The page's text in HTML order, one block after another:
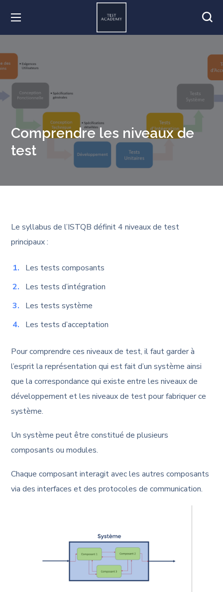
Comprendre les niveaux de
test
Le syllabus de l’ISTQB définit 4 niveaux de test
principaux :
Les tests composants
Les tests d’intégration
Les tests système
Les tests d’acceptation
Pour comprendre ces niveaux de test, il faut garder à
l’esprit la représentation qui est fait d’un système ainsi
que la correspondance qui existe entre les niveaux de
développement et les niveaux de test pour fabriquer ce
système.
Un système peut être constitué de plusieurs
composants ou modules.
Chaque composant interagit avec les autres composants
via des interfaces et des protocoles de communication.